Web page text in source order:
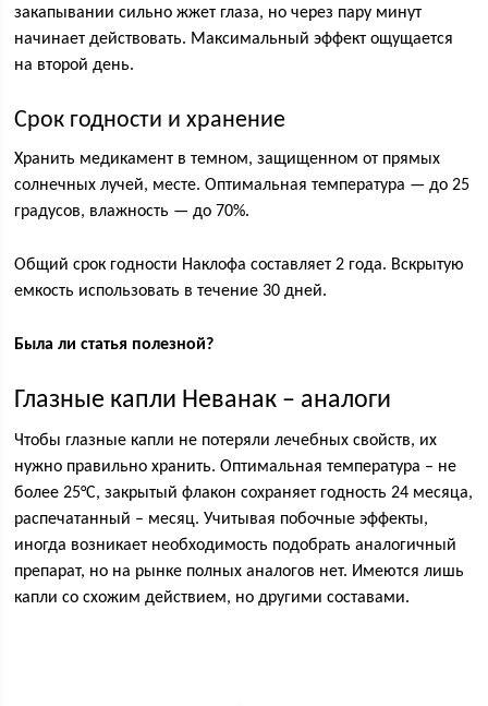
закапывании сильно жжет глаза, но через пару минут
начинает действовать. Максимальный эффект ощущается
на второй день.
Срок годности и хранение
Хранить медикамент в темном, защищенном от прямых
солнечных лучей, месте. Оптимальная температура — до 25
градусов, влажность — до 70%.
Общий срок годности Наклофа составляет 2 года. Вскрытую
емкость использовать в течение 30 дней.
Была ли статья полезной?
Глазные капли Неванак – аналоги
Чтобы глазные капли не потеряли лечебных свойств, их
нужно правильно хранить. Оптимальная температура – не
более 25°С, закрытый флакон сохраняет годность 24 месяца,
распечатанный – месяц. Учитывая побочные эффекты,
иногда возникает необходимость подобрать аналогичный
препарат, но на рынке полных аналогов нет. Имеются лишь
капли со схожим действием, но другими составами.